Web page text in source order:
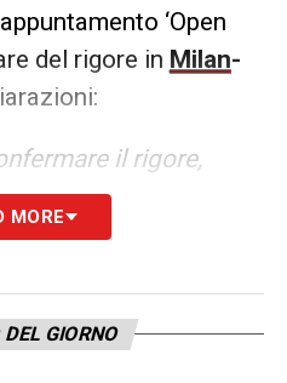
‘Open
del rigore in Milan-
il rigore,
da Sacchi.
capisco l’ansia
forse un gocciolino
MORE
GIORNO